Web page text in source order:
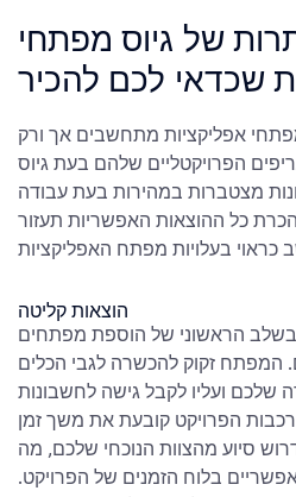
של גיוס מפתחי
אפליקציות מתחשבים אך ורק
הפרויקטליים שלהם בעת גיוס
מצטברות במהירות בעת עבודה
כל ההוצאות האפשריות תעזור
הוצאות קליטה
בשלב הראשוני של הוספת מפתחים
המפתח זקוק להכשרה לגבי הכלים
שלכם ועליו לקבל גישה לחשבונות
הפרויקט קובעת את משך זמן
סיוע מהצוות הנוכחי שלכם, מה
בלוח הזמנים של הפרויקט.